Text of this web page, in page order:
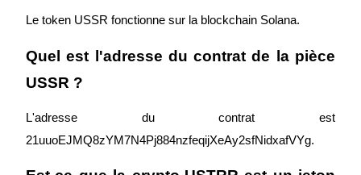
Precious Metals Trading Carnival
Trade Gold & Silver · 33,333 USDT Bonus
Le token USSR fonctionne sur la blockchain Solana.
Quel est l'adresse du contrat de la pièce
USSR ?
L'adresse du contrat est
21uuoEJMQ8zYM7N4Pj884nzfeqijXeAy2sfNidxafVYg.